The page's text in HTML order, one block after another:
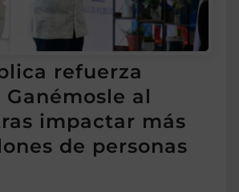
refuerza
al
impactar más
de personas